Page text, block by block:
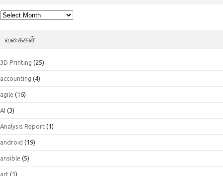
பெட்டகம்
வகைகள்
3D Printing (25)
accounting (4)
agile (16)
AI (3)
Analysis Report (1)
android (19)
ansible (5)
art (1)